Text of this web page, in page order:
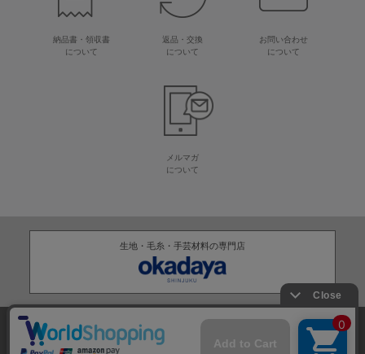
納品書・領収書
について
返品・交換
について
お問い合わせ
について
メルマガ
について
生地・毛糸・手芸材料の専門店
株式会社オカダヤ